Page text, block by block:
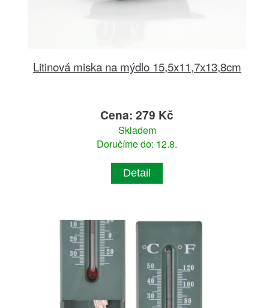
Litinová miska na mýdlo 15,5x11,7x13,8cm
Cena: 279 Kč
Skladem
Doručíme do: 12.8.
Detail